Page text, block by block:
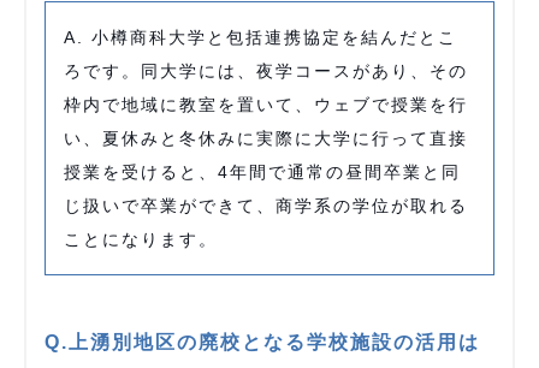
A. 小樽商科大学と包括連携協定を結んだとこ
ろです。同大学には、夜学コースがあり、その
枠内で地域に教室を置いて、ウェブで授業を行
い、夏休みと冬休みに実際に大学に行って直接
授業を受けると、4年間で通常の昼間卒業と同
じ扱いで卒業ができて、商学系の学位が取れる
ことになります。
Q.上湧別地区の廃校となる学校施設の活用は